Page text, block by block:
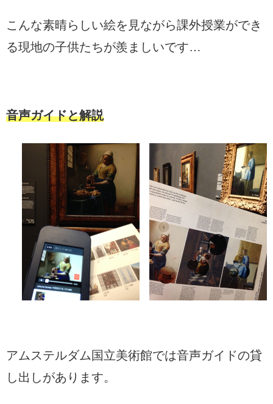
こんな素晴らしい絵を見ながら課外授業ができ
る現地の子供たちが羨ましいです…
音声ガイドと解説
アムステルダム国立美術館では音声ガイドの貸
し出しがあります。